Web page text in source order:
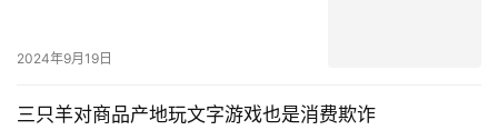
2024年9月19日
三只羊对商品产地玩文字游戏也是消费欺诈